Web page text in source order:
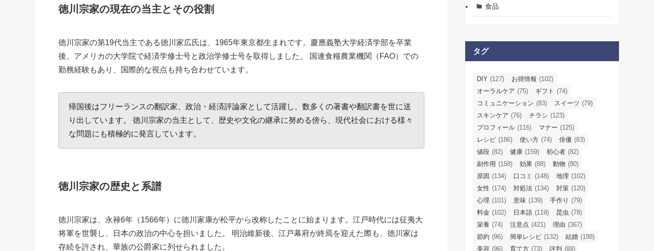
徳川宗家の現在の当主とその役割
徳川宗家の第19代当主である徳川家広氏は、1965年東京都生まれです。慶應義塾大学経済学部を卒業
後、アメリカの大学院で経済学修士号と政治学修士号を取得しました。 国連食糧農業機関（FAO）での
勤務経験もあり、国際的な視点も持ち合わせています。
帰国後はフリーランスの翻訳家、政治・経済評論家として活躍し、数多くの著書や翻訳書を世に送
り出しています。 徳川宗家の当主として、歴史や文化の継承に努める傍ら、現代社会における様々
な問題にも積極的に発言しています。
徳川宗家の歴史と系譜
徳川宗家は、永禄6年（1566年）に徳川家康が松平から改称したことに始まります。江戸時代には征夷大
将軍を世襲し、日本の政治の中心を担いました。 明治維新後、江戸幕府が終焉を迎えた際も、徳川家は
存続を許され、華族の公爵家に列せられました。
食品
タグ
DIY (127) お得情報 (102)
オーラルケア (75) ギフト (74)
コミュニケーション (83) スイーツ (79)
スキンケア (76) チラシ (123)
プロフィール (116) マナー (125)
レシピ (186) 使い方 (74) 俳優 (83)
値段 (82) 健康 (159) 初心者 (82)
副作用 (158) 効果 (88) 動物 (80)
原因 (134) 口コミ (148) 地理 (102)
女性 (174) 対処法 (134) 対策 (120)
心理 (101) 意味 (139) 手作り (79)
料金 (102) 日本語 (119) 昆虫 (78)
栄養 (74) 注意点 (421) 理由 (367)
節約 (96) 簡単レシピ (132) 結婚 (188)
美容 (96) 育て方 (73) 評判 (89)